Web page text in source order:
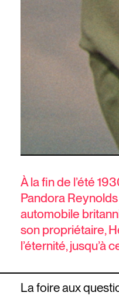
À la fin de l’été
Pandora
automobile
son propriétaire,
l’éternité, jusqu’à
La foire aux